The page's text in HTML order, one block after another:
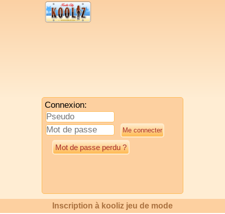
Connexion:
Mot de passe perdu ?
Inscription à kooliz jeu de mode